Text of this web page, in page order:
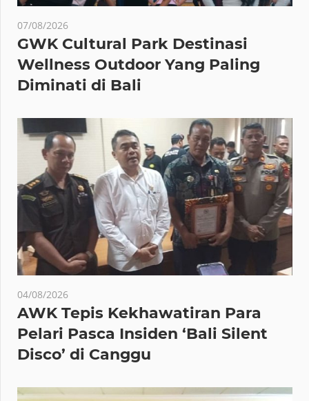
07/08/2026
GWK Cultural Park Destinasi
Wellness Outdoor Yang Paling
Diminati di Bali
04/08/2026
AWK Tepis Kekhawatiran Para
Pelari Pasca Insiden ‘Bali Silent
Disco’ di Canggu